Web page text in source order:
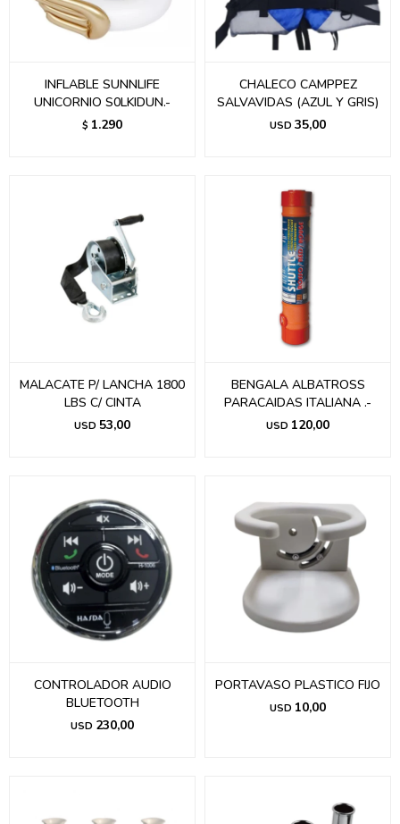
INFLABLE SUNNLIFE
UNICORNIO S0LKIDUN.-
$ 1.290
CHALECO CAMPPEZ
SALVAVIDAS (AZUL Y GRIS)
USD 35,00
MALACATE P/ LANCHA 1800
LBS C/ CINTA
USD 53,00
BENGALA ALBATROSS
PARACAIDAS ITALIANA .-
USD 120,00
CONTROLADOR AUDIO
BLUETOOTH
USD 230,00
PORTAVASO PLASTICO FIJO
USD 10,00